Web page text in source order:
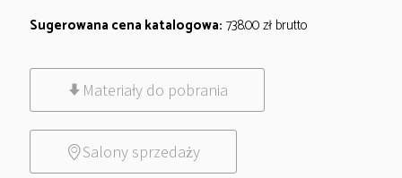
Sugerowana cena katalogowa: 738.00zł brutto
Materiały do pobrania
Salony sprzedaży